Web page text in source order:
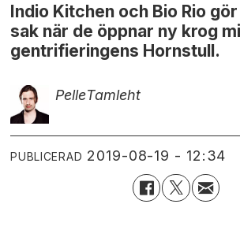
Indio Kitchen och Bio Rio
sak när de öppnar ny krog
gentrifieringens Hornstull.
PelleTamleht
PUBLICERAD 2019-08-19 - 12:34